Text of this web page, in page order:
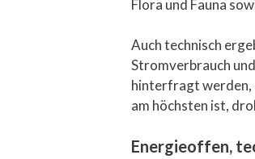
Flora und Fauna
Auch technisch
Stromverbrauch
hinterfragt werden,
am höchsten ist,
Energieoffen,